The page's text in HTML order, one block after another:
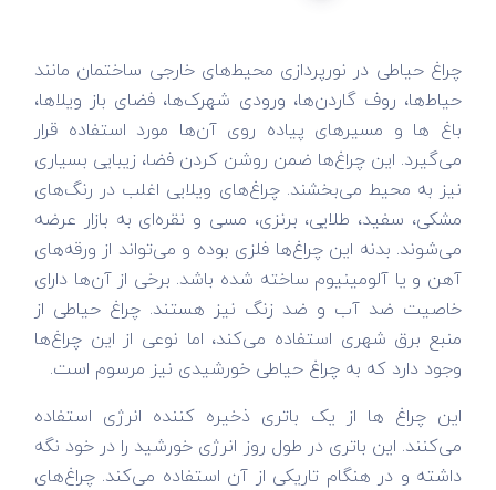
چراغ حیاطی در نورپردازی محیط‌های خارجی ساختمان مانند
حیاط‌ها، روف گاردن‌ها، ورودی شهرک‌ها، فضای باز ویلاها،
باغ ها و مسیرهای پیاده روی آن‌ها مورد استفاده قرار
می‌گیرد. این چراغ‌ها ضمن روشن کردن فضا، زیبایی بسیاری
نیز به محیط می‌بخشند. چراغ‌های ویلایی اغلب در رنگ‌های
مشکی، سفید، طلایی، برنزی، مسی و نقره‌ای به بازار عرضه
می‌شوند. بدنه این چراغ‌ها فلزی بوده و می‌تواند از ورقه‌های
آهن و یا آلومینیوم ساخته شده باشد. برخی از آن‌ها دارای
خاصیت ضد آب و ضد زنگ نیز هستند. چراغ حیاطی از
منبع برق شهری استفاده می‌کند، اما نوعی از این چراغ‌ها
وجود دارد که به چراغ حیاطی خورشیدی نیز مرسوم است.
این چراغ ها از یک باتری ذخیره کننده انرژی استفاده
می‌کنند. این باتری در طول روز انرژی خورشید را در خود نگه
داشته و در هنگام تاریکی از آن استفاده می‌کند. چراغ‌های